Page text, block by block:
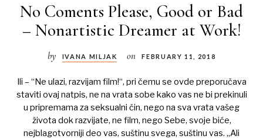
No Coments Please, Good or Bad
– Nonartistic Dreamer at Work!
by IVANA MILJAK on FEBRUARY 11, 2018
Ili – “Ne ulazi, razvijam film!“, pri čemu se ovde preporučava
staviti ovaj natpis, ne na vrata sobe kako vas ne bi prekinuli
u pripremama za seksualni čin, nego na sva vrata vašeg
života dok razvijate, ne film, nego Sebe, svoje biće,
nejblagotvorniji deo vas, suštinu svega, suštinu vas. „Ali